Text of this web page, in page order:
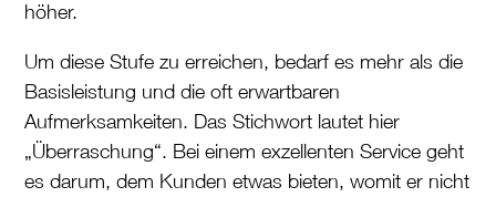
höher.
Um diese Stufe zu erreichen, bedarf es mehr als die
Basisleistung und die oft erwartbaren
Aufmerksamkeiten. Das Stichwort lautet hier
„Überraschung“. Bei einem exzellenten Service geht
es darum, dem Kunden etwas bieten, womit er nicht